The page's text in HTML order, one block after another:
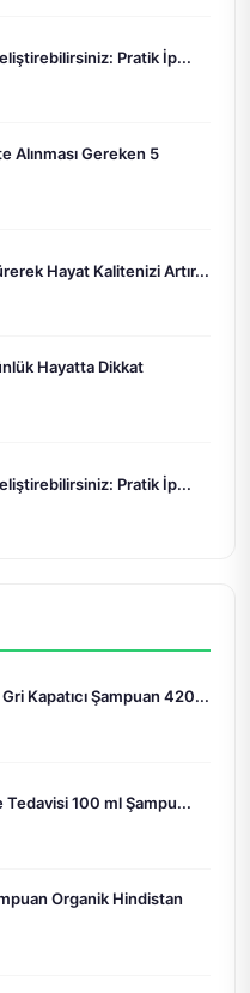
Pratik İp...
Alınması Gereken 5
Hayat Kalitenizi Artır...
Hayatta Dikkat
Pratik İp...
Kapatıcı Şampuan 420...
Tedavisi 100 ml Şampu...
Organik Hindistan